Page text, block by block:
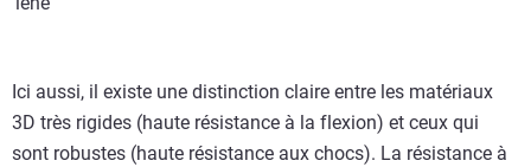
Ici aussi, il existe une distinction claire entre les matériaux
3D très rigides (haute résistance à la flexion) et ceux qui
sont robustes (haute résistance aux chocs). La résistance à